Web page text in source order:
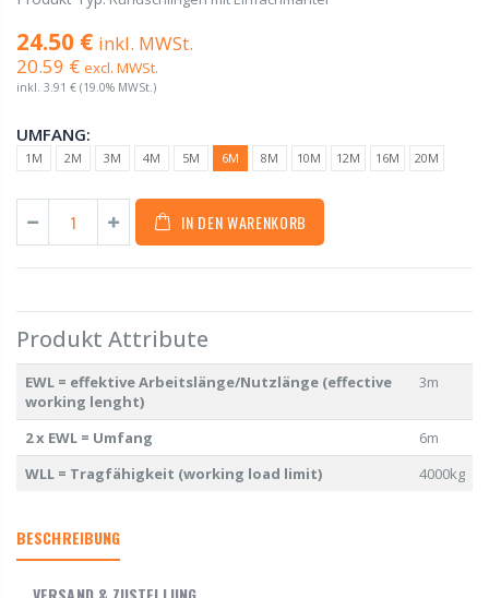
24.50 € inkl. MWSt.
20.59 € excl. MWSt.
inkl. 3.91 € (19.0% MWSt.)
UMFANG:
1M 2M 3M 4M 5M 6M 8M 10M 12M 16M 20M
IN DEN WARENKORB
Produkt Attribute
EWL = effektive Arbeitslänge/Nutzlänge (effective
working lenght)
3m
2 x EWL = Umfang
6m
WLL = Tragfähigkeit (working load limit)
4000kg
BESCHREIBUNG